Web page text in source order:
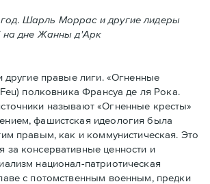
год. Шарль Моррас и другие лидеры
на дне Жанны д'Арк
правые лиги. «Огненные
полковника Франсуа де ля Рока.
называют «Огненные крeсты»
фашистская идеология была
правым, как и коммунистическая. Это
за консервативные ценности и
национал-патриотическая
с потомственным военным, предки